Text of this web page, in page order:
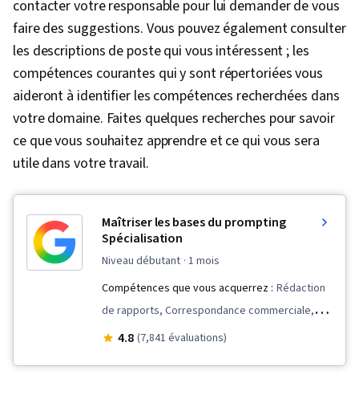
contacter votre responsable pour lui demander de vous
faire des suggestions. Vous pouvez également consulter
les descriptions de poste qui vous intéressent ; les
compétences courantes qui y sont répertoriées vous
aideront à identifier les compétences recherchées dans
votre domaine. Faites quelques recherches pour savoir
ce que vous souhaitez apprendre et ce qui vous sera
utile dans votre travail.
Maîtriser les bases du prompting
Spécialisation
niveau débutant · 1 mois
Compétences que vous acquerrez : Rédaction
de rapports, Correspondance commerciale,
Connaissance de l'IA, Personnalisation de l'IA,
4.8 (7,841 évaluations)